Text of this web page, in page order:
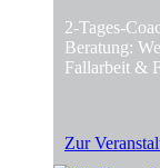
2-Tages-
Beratung:
Fallarbeit &
Zur